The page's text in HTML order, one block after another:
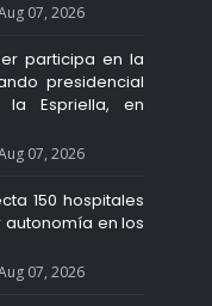
07, 2026
participa en la
presidencial
Espriella, en
07, 2026
150 hospitales
en los
07, 2026